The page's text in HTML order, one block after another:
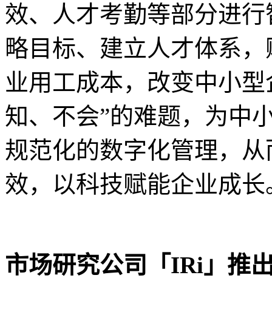
效、人才考勤等部分进
略目标、建立人才体系
业用工成本，改变中小
知、不会”的难题，为中
规范化的数字化管理，
效，以科技赋能企业成长
市场研究公司「IRi」推